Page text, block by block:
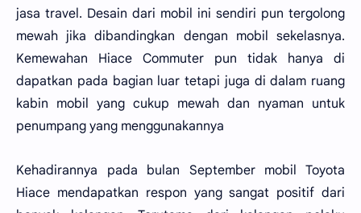
jasa travel. Desain dari mobil ini sendiri pun tergolong
mewah jika dibandingkan dengan mobil sekelasnya.
Kemewahan Hiace Commuter pun tidak hanya di
dapatkan pada bagian luar tetapi juga di dalam ruang
kabin mobil yang cukup mewah dan nyaman untuk
penumpang yang menggunakannya
Kehadirannya pada bulan September mobil Toyota
Hiace mendapatkan respon yang sangat positif dari